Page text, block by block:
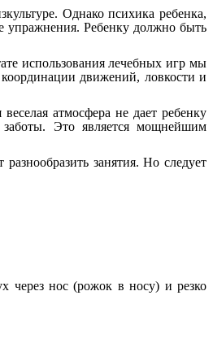
Однако психика ребенка,
упражнения. Ребенку должно быть
использования лечебных игр мы
движений, ловкости и
атмосфера не дает ребенку
Это является мощнейшим
занятия. Но следует
через нос (рожок в носу) и резко